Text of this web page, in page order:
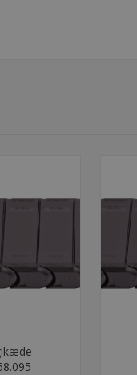
-